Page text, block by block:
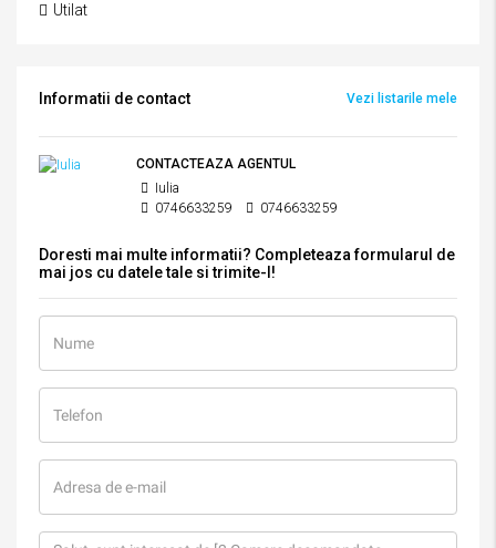
Utilat
Informatii de contact Vezi listarile mele
CONTACTEAZA AGENTUL
Iulia
0746633259
0746633259
Doresti mai multe informatii? Completeaza formularul de
mai jos cu datele tale si trimite-l!